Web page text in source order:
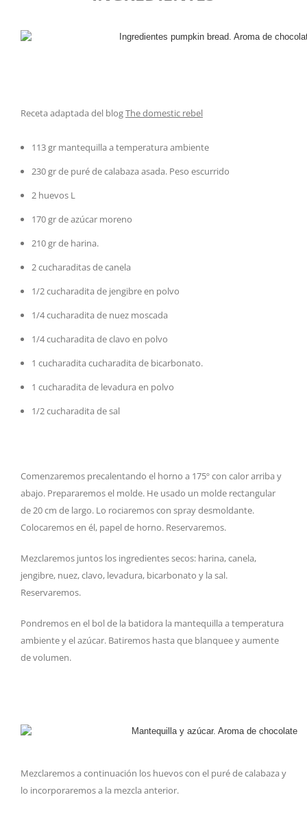
Receta adaptada del blogThe domestic rebel
113 gr mantequilla a temperatura ambiente
230 gr de puré de calabaza asada. Peso escurrido
2 huevos L
170 gr de azúcar moreno
210 gr de harina.
2 cucharaditas de canela
1/2 cucharadita de jengibre en polvo
1/4 cucharadita de nuez moscada
1/4 cucharadita de clavo en polvo
1 cucharadita cucharadita de bicarbonato.
1 cucharadita de levadura en polvo
1/2 cucharadita de sal
Comenzaremos precalentando el horno a 175º con calor arriba y
abajo. Prepararemos el molde. He usado un molde rectangular
de 20 cm de largo. Lo rociaremos con spray desmoldante.
Colocaremos en él, papel de horno. Reservaremos.
Mezclaremos juntos los ingredientes secos: harina, canela,
jengibre, nuez, clavo, levadura, bicarbonato y la sal.
Reservaremos.
Pondremos en el bol de la batidora la mantequilla a temperatura
ambiente y el azúcar. Batiremos hasta que blanquee y aumente
de volumen.
Mezclaremos a continuación los huevos con el puré de calabaza y
lo incorporaremos a la mezcla anterior.